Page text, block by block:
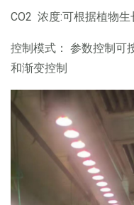
CO2 浓度:可根据植物生
控制模式： 参数控制可
和渐变控制